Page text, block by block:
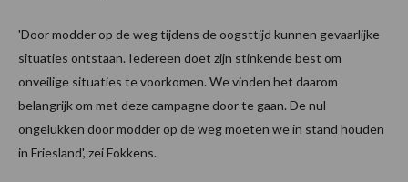
'Door modder op de weg tijdens de oogsttijd kunnen gevaarlijke
situaties ontstaan. Iedereen doet zijn stinkende best om
onveilige situaties te voorkomen. We vinden het daarom
belangrijk om met deze campagne door te gaan. De nul
ongelukken door modder op de weg moeten we in stand houden
in Friesland', zei Fokkens.